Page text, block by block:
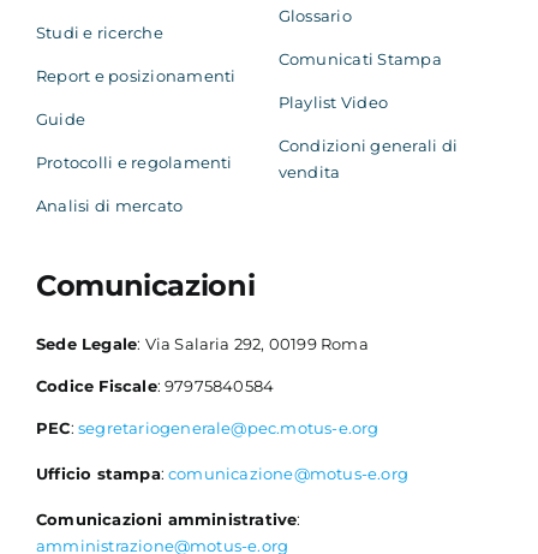
Studi e ricerche
Report e posizionamenti
Guide
Protocolli e regolamenti
Analisi di mercato
Glossario
Comunicati Stampa
Playlist Video
Condizioni generali di
vendita
Comunicazioni
Sede Legale: Via Salaria 292, 00199 Roma
Codice Fiscale: 97975840584
PEC: segretariogenerale@pec.motus-e.org
Ufficio stampa:comunicazione@motus-e.org
Comunicazioni amministrative:
amministrazione@motus-e.org